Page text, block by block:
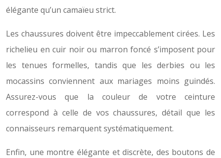
élégante qu’un camaïeu strict.
Les chaussures doivent être impeccablement cirées. Les
richelieu en cuir noir ou marron foncé s’imposent pour
les tenues formelles, tandis que les derbies ou les
mocassins conviennent aux mariages moins guindés.
Assurez-vous que la couleur de votre ceinture
correspond à celle de vos chaussures, détail que les
connaisseurs remarquent systématiquement.
Enfin, une montre élégante et discrète, des boutons de